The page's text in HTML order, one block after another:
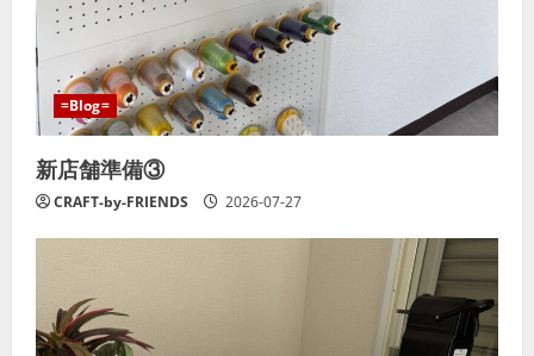
=Blog=
新店舗準備③
CRAFT-by-FRIENDS 2026-07-27